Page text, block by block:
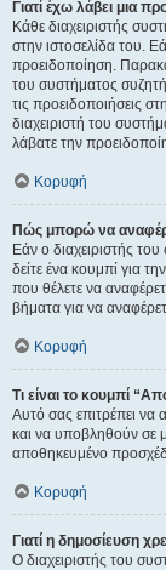
Γιατί έχω λάβει μια
Κάθε διαχειριστής
στην ιστοσελίδα του.
προειδοποίηση.
του συστήματος
τις προειδοποιήσεις
διαχειριστή του
λάβατε την
Κορυφή
Πώς μπορώ να
Εάν ο διαχειριστής
δείτε ένα κουμπί για
που θέλετε να
βήματα για να
Κορυφή
Τι είναι το κουμπί
Αυτό σας επιτρέπει
και να υποβληθούν σε
αποθηκευμένο
Κορυφή
Γιατί η δημοσίευση
Ο διαχειριστής του